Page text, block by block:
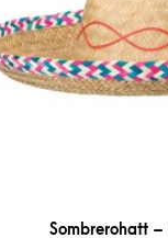
Sombrerohatt –